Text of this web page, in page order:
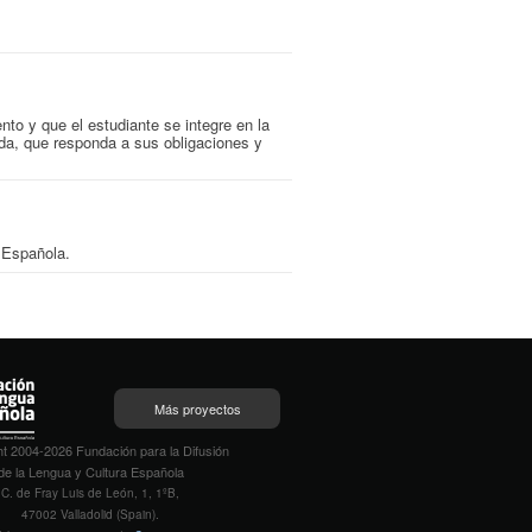
y que el estudiante se integre en la
que responda a sus obligaciones y
Más proyectos
2004-2026 Fundación para la Difusión
la Lengua y Cultura Española
C. de Fray Luis de León, 1, 1ºB,
47002 Valladolid (Spain).